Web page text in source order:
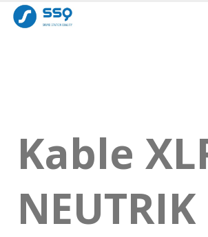
Przejdź
do
treści
Kable
NEUTRIK